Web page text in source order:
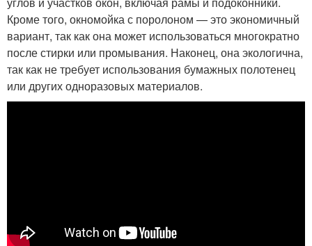
Кроме того, окномойка с поролоном — это экономичный
вариант, так как она может использоваться многократно
после стирки или промывания. Наконец, она экологична,
так как не требует использования бумажных полотенец
или других одноразовых материалов.